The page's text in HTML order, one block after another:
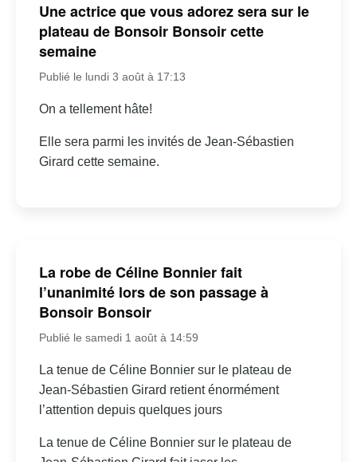
Une actrice que vous adorez sera sur le
plateau de Bonsoir Bonsoir cette
semaine
Publié le lundi 3 août à 17:13
On a tellement hâte!
Elle sera parmi les invités de Jean-Sébastien
Girard cette semaine.
La robe de Céline Bonnier fait
l’unanimité lors de son passage à
Bonsoir Bonsoir
Publié le samedi 1 août à 14:59
La tenue de Céline Bonnier sur le plateau de
Jean-Sébastien Girard retient énormément
l’attention depuis quelques jours
La tenue de Céline Bonnier sur le plateau de